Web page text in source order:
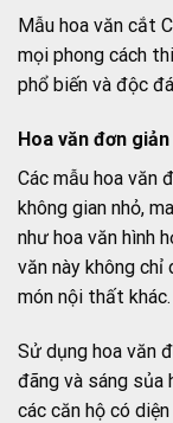
Mẫu hoa văn cắt
mọi phong cách
phổ biến và độc
Hoa văn đơn giản
Các mẫu hoa văn
không gian nhỏ,
như hoa văn hình
văn này không
món nội thất khác.
Sử dụng hoa văn
đãng và sáng sủa
các căn hộ có